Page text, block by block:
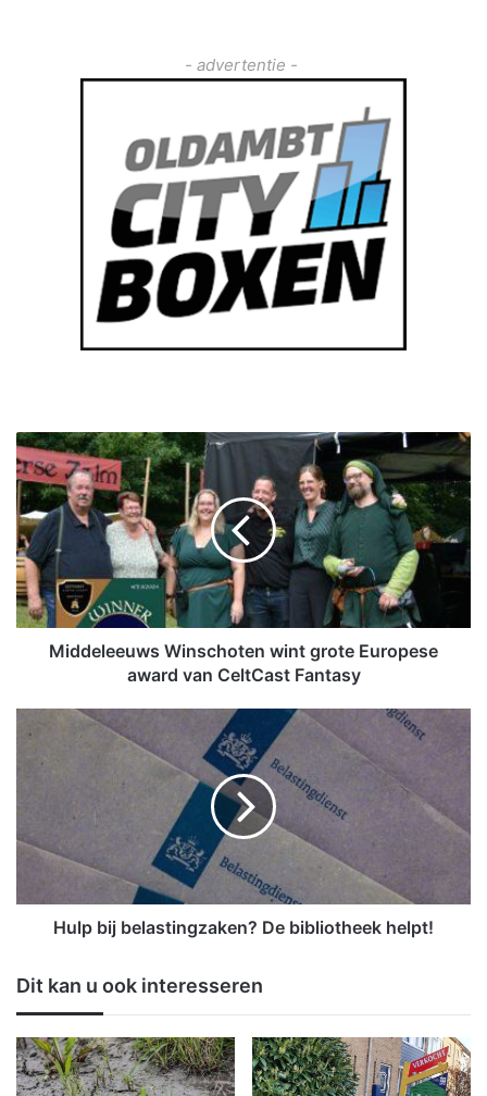
- advertentie -
M
i
d
d
e
l
e
e
u
n
t
g
r
o
t
Middeleeuws Winschoten wint grote Europese
award van CeltCast Fantasy
i
e
t
i
n
g
z
Hulp bij belastingzaken? De bibliotheek helpt!
Dit kan u ook interesseren